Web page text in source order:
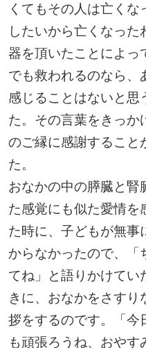
くてもその人は亡く
したいから亡くなっ
器を頂いたことによっ
でも救われるのなら、
感じることはないと思
た。その言葉をきっか
のご縁に感謝すること
た。
おなかの中の膵臓と腎
た感覚にも似た愛情を
た時に、子どもが無事
からなかったので、「
てね」と語りかけてい
きに、おなかをさす
拶をするのです。「今
も頑張ろうね、おやす